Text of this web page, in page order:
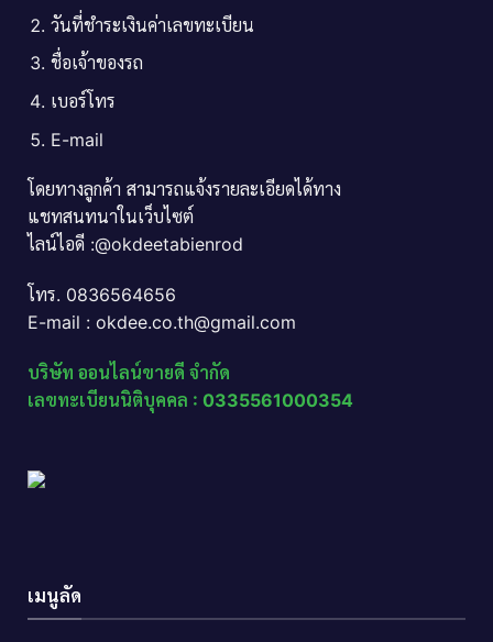
วันที่ชำระเงินค่าเลขทะเบียน
ชื่อเจ้าของรถ
เบอร์โทร
E-mail
โดยทางลูกค้า สามารถแจ้งรายละเอียดได้ทาง
แชทสนทนาในเว็บไซต์
ไลน์ไอดี :@okdeetabienrod
โทร. 0836564656
E-mail : okdee.co.th@gmail.com
บริษัท ออนไลน์ขายดี จำกัด
เลขทะเบียนนิติบุคคล : 0335561000354
เมนูลัด